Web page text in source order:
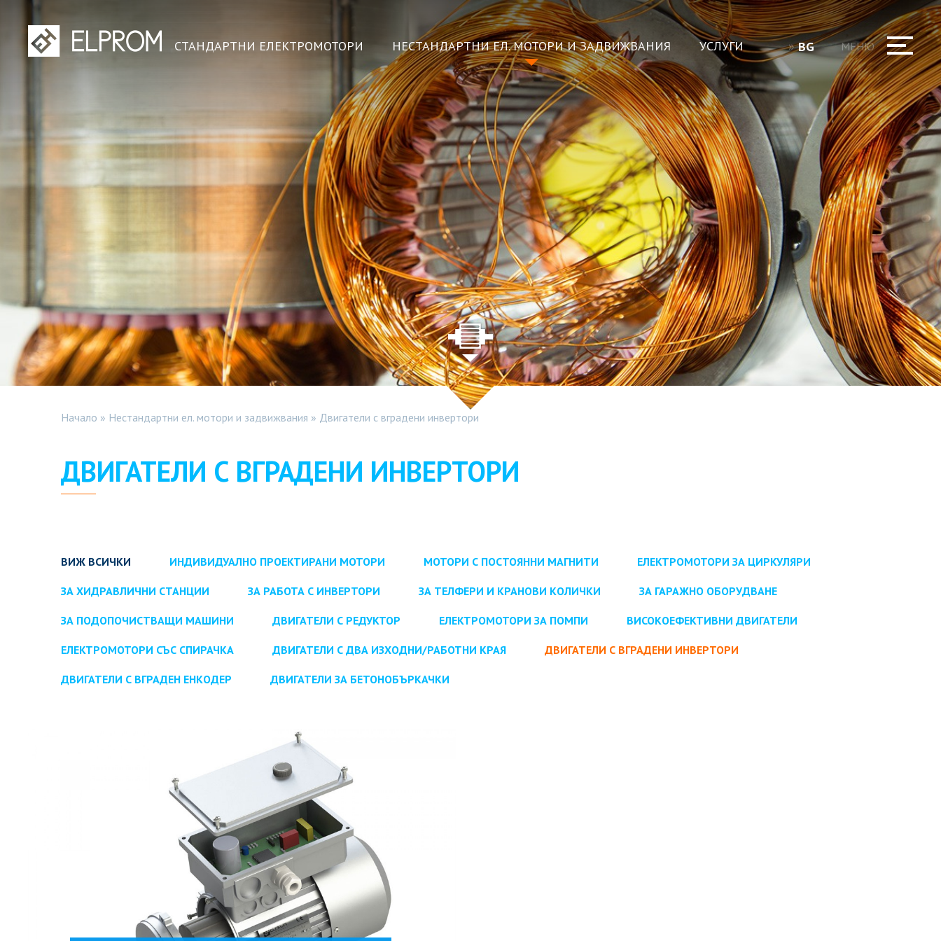
МЕНЮ
BG
СТАНДАРТНИ ЕЛЕКТРОМОТОРИ НЕСТАНДАРТНИ ЕЛ. МОТОРИ И ЗАДВИЖВАНИЯ УСЛУГИ
Начало » Нестандартни ел. мотори и задвижвания » Двигатели с вградени инвертори
ДВИГАТЕЛИ С ВГРАДЕНИ ИНВЕРТОРИ
ВИЖ ВСИЧКИ ИНДИВИДУАЛНО ПРОЕКТИРАНИ МОТОРИ МОТОРИ С ПОСТОЯННИ МАГНИТИ ЕЛЕКТРОМОТОРИ ЗА ЦИРКУЛЯРИ
ЗА ХИДРАВЛИЧНИ СТАНЦИИ ЗА РАБОТА С ИНВЕРТОРИ ЗА ТЕЛФЕРИ И КРАНОВИ КОЛИЧКИ ЗА ГАРАЖНО ОБОРУДВАНЕ
ЗА ПОДОПОЧИСТВАЩИ МАШИНИ ДВИГАТЕЛИ С РЕДУКТОР ЕЛЕКТРОМОТОРИ ЗА ПОМПИ ВИСОКОЕФЕКТИВНИ ДВИГАТЕЛИ
ЕЛЕКТРОМОТОРИ СЪС СПИРАЧКА ДВИГАТЕЛИ С ДВА ИЗХОДНИ/РАБОТНИ КРАЯ ДВИГАТЕЛИ С ВГРАДЕНИ ИНВЕРТОРИ
ДВИГАТЕЛИ С ВГРАДЕН ЕНКОДЕР ДВИГАТЕЛИ ЗА БЕТОНОБЪРКАЧКИ